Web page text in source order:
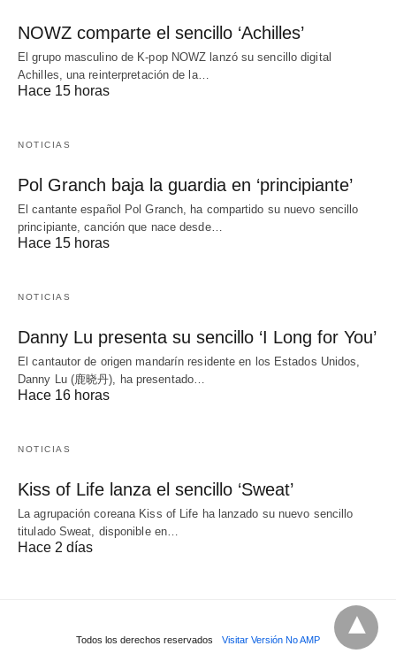
NOWZ comparte el sencillo ‘Achilles’
El grupo masculino de K-pop NOWZ lanzó su sencillo digital
Achilles, una reinterpretación de la…
Hace 15 horas
NOTICIAS
Pol Granch baja la guardia en ‘principiante’
El cantante español Pol Granch, ha compartido su nuevo sencillo
principiante, canción que nace desde…
Hace 15 horas
NOTICIAS
Danny Lu presenta su sencillo ‘I Long for You’
El cantautor de origen mandarín residente en los Estados Unidos,
Danny Lu (鹿晓丹), ha presentado…
Hace 16 horas
NOTICIAS
Kiss of Life lanza el sencillo ‘Sweat’
La agrupación coreana Kiss of Life ha lanzado su nuevo sencillo
titulado Sweat, disponible en…
Hace 2 días
Todos los derechos reservados Visitar Versión No AMP